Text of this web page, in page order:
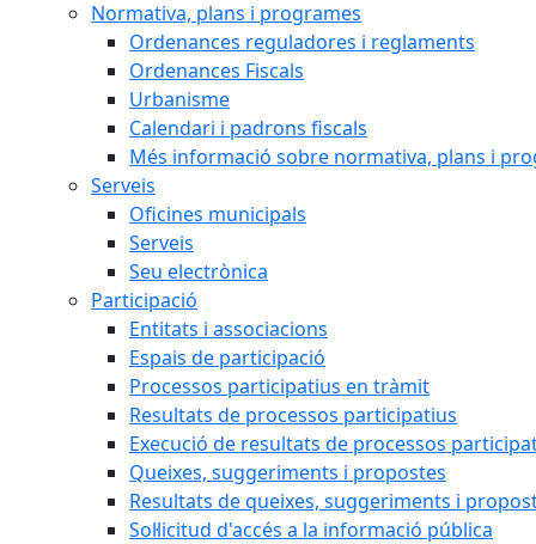
Normativa, plans i programes
Ordenances reguladores i reglaments
Ordenances Fiscals
Urbanisme
Calendari i padrons fiscals
Més informació sobre normativa, plans i
Serveis
Oficines municipals
Serveis
Seu electrònica
Participació
Entitats i associacions
Espais de participació
Processos participatius en tràmit
Resultats de processos participatius
Execució de resultats de processos
Queixes, suggeriments i propostes
Resultats de queixes, suggeriments i
Sol·licitud d'accés a la informació pública